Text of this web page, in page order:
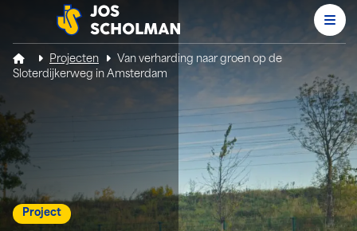
Jos Scholman
Projecten
Van verharding naar groen op de
Sloterdijkerweg in Amsterdam
Project